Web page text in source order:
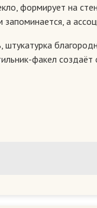
формирует на
а
факел